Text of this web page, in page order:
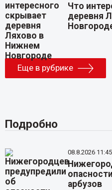
Что
деревня
Еще в рубрике
Подробно
08.8.2026 11:45
арбузов